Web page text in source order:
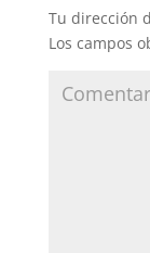
Tu dirección
Los campos